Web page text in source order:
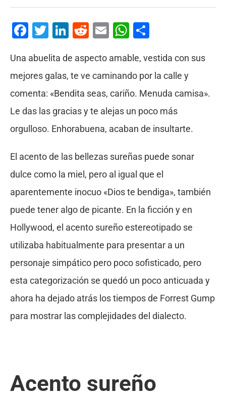
Facebook
Twitter
LinkedIn
Reddit
EmailWhatsApp
Una abuelita de aspecto amable, vestida con sus
mejores galas, te ve caminando por la calle y
comenta: «Bendita seas, cariño. Menuda camisa».
Le das las gracias y te alejas un poco más
orgulloso. Enhorabuena, acaban de insultarte.
El acento de las bellezas sureñas puede sonar
dulce como la miel, pero al igual que el
aparentemente inocuo «Dios te bendiga», también
puede tener algo de picante. En la ficción y en
Hollywood, el acento sureño estereotipado se
utilizaba habitualmente para presentar a un
personaje simpático pero poco sofisticado, pero
esta categorización se quedó un poco anticuada y
ahora ha dejado atrás los tiempos de Forrest Gump
para mostrar las complejidades del dialecto.
Acento sureño